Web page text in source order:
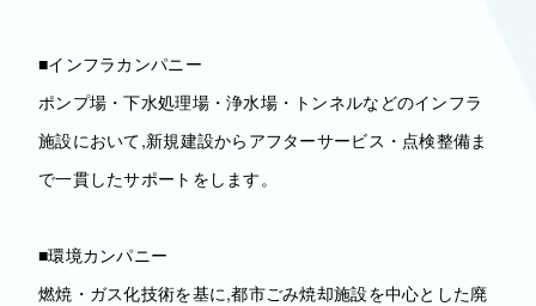
■インフラカンパニー
ポンプ場・下水処理場・浄水場・トンネルなどのインフラ
施設において,新規建設からアフターサービス・点検整備ま
で一貫したサポートをします。
■環境カンパニー
燃焼・ガス化技術を基に,都市ごみ焼却施設を中心とした廃